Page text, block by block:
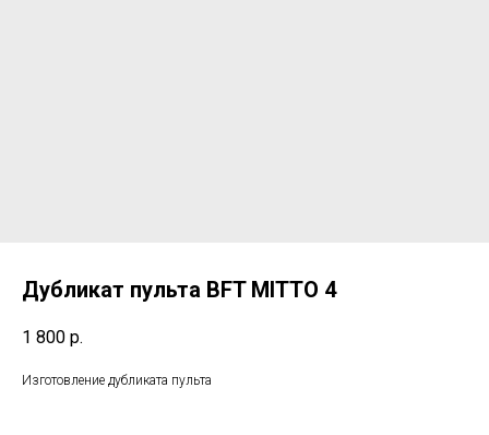
Дубликат пульта BFT MITTO 4
1 800 р.
Изготовление дубликата пульта